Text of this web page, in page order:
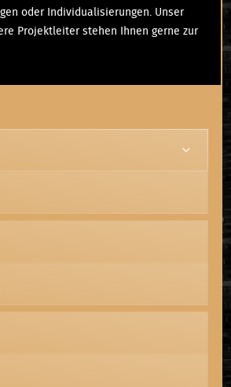
oder Individualisierungen. Unser
Projektleiter stehen Ihnen gerne zur